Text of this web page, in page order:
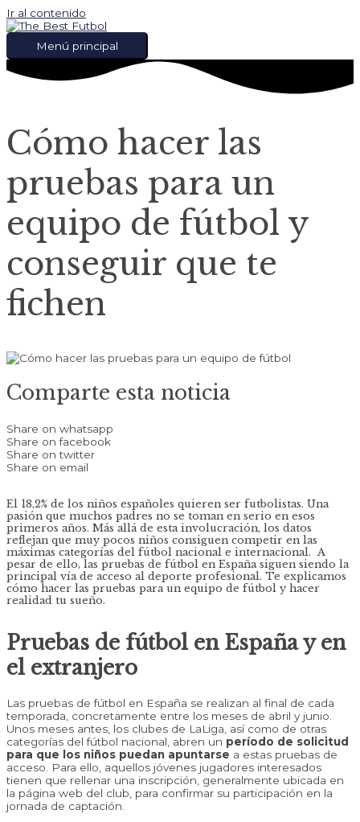
Ir al contenido
Menú principal
Cómo hacer las
pruebas para un
equipo de fútbol y
conseguir que te
fichen
Comparte esta noticia
Share on whatsapp
Share on facebook
Share on twitter
Share on email
El 18,2% de los niños españoles quieren ser futbolistas. Una
pasión que muchos padres no se toman en serio en esos
primeros años. Más allá de esta involucración, los datos
reflejan que muy pocos niños consiguen competir en las
máximas categorías del fútbol nacional e internacional. A
pesar de ello, las pruebas de fútbol en España siguen siendo la
principal vía de acceso al deporte profesional. Te explicamos
cómo hacer las pruebas para un equipo de fútbol y hacer
realidad tu sueño.
Pruebas de fútbol en España y en
el extranjero
Las pruebas de fútbol en España se realizan al final de cada
temporada, concretamente entre los meses de abril y junio.
Unos meses antes, los clubes de LaLiga, así como de otras
categorías del fútbol nacional, abren un período de solicitud
para que los niños puedan apuntarse a estas pruebas de
acceso. Para ello, aquellos jóvenes jugadores interesados
tienen que rellenar una inscripción, generalmente ubicada en
la página web del club, para confirmar su participación en la
jornada de captación.